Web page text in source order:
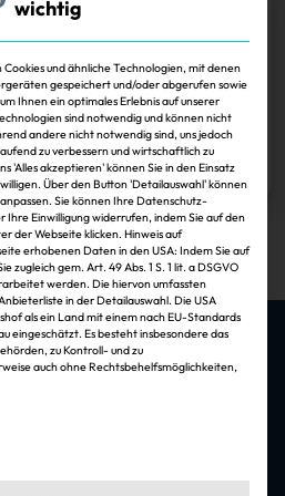
Cale Street Partners, wird ab 1. Juli die
Urban Land Institute einnehmen. Er folgt
Zum Artikel
1
in der
wichtig
und ähnliche Technologien, mit denen
gespeichert und/oder abgerufen sowie
Ihnen ein optimales Erlebnis auf unserer
sind notwendig und können nicht
andere nicht notwendig sind, uns jedoch
zu verbessern und wirtschaftlich zu
'Alles akzeptieren' können Sie in den Einsatz
Über den Button 'Detailauswahl' können
Sie können Ihre Datenschutz-
Ihre Einwilligung widerrufen, indem Sie auf den
der Webseite klicken. Hinweis auf
erhobenen Daten in den USA: Indem Sie auf
zugleich gem. Art. 49 Abs. 1 S. 1 lit. a DSGVO
werden. Die hiervon umfassten
in der Detailauswahl. Die USA
als ein Land mit einem nach EU-Standards
eingeschätzt. Es besteht insbesondere das
zu Kontroll- und zu
auch ohne Rechtsbehelfsmöglichkeiten,
Gruppen, für die eine